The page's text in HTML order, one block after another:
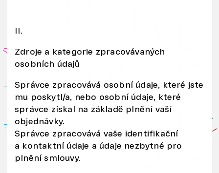
II.
Zdroje a kategorie zpracovávaných
osobních údajů
Správce zpracovává osobní údaje, které jste
mu poskytl/a, nebo osobní údaje, které
správce získal na základě plnění vaší
objednávky.
Správce zpracovává vaše identifikační
a kontaktní údaje a údaje nezbytné pro
plnění smlouvy.
rá
n
e
V
á
m
i
js